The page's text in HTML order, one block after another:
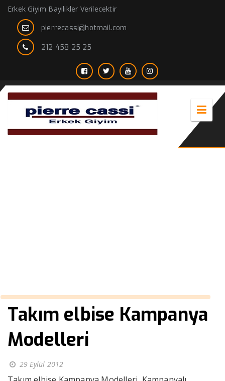
Erkek Giyim Bayilikler Verilecektir
pierrecassi@hotmail.com
212 458 25 25
Takım elbise Kampanya
Modelleri
29 Eylül 2012